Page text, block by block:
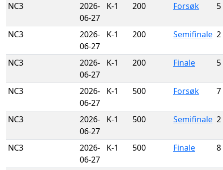
NC3
2026-
06-27
K-1 200 Forsøk 5
NC3
2026-
06-27
K-1 200 Semifinale 2
NC3
2026-
06-27
K-1 200 Finale 5
NC3
2026-
06-27
K-1 500 Forsøk 7
NC3
2026-
06-27
K-1 500 Semifinale 2
NC3
2026-
06-27
K-1 500 Finale 8